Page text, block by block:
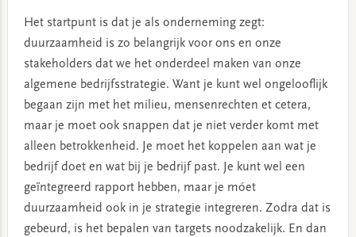
Het startpunt is dat je als onderneming zegt:
duurzaamheid is zo belangrijk voor ons en onze
stakeholders dat we het onderdeel maken van onze
algemene bedrijfsstrategie. Want je kunt wel ongelooflijk
begaan zijn met het milieu, mensenrechten et cetera,
maar je moet ook snappen dat je niet verder komt met
alleen betrokkenheid. Je moet het koppelen aan wat je
bedrijf doet en wat bij je bedrijf past. Je kunt wel een
geïntegreerd rapport hebben, maar je móet
duurzaamheid ook in je strategie integreren. Zodra dat is
gebeurd, is het bepalen van targets noodzakelijk. En dan